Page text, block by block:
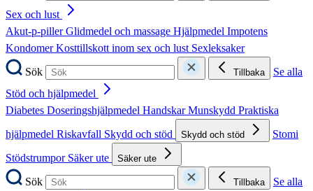
Sex och lust
Akut-p-pillerGlidmedel och massage Hjälpmedel Impotens
KondomerKosttillskott inom sex och lust Sexleksaker
Sök
Tillbaka
Se alla
Stöd och hjälpmedel
Diabetes Doseringshjälpmedel HandskarMunskydd Praktiska
hjälpmedel Riskavfall Skydd och stöd Skydd och stöd
Stomi
Stödstrumpor Säker ute Säker ute
Sök Tillbaka
Se alla